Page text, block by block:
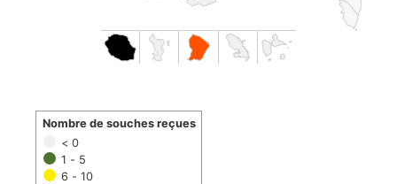
< 0
1 - 5
6 - 10
Nombre de souches reçues